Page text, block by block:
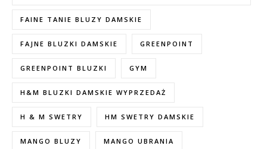
FAINE TANIE BLUZY DAMSKIE
FAJNE BLUZKI DAMSKIE GREENPOINT
GREENPOINT BLUZKI GYM
H&M BLUZKI DAMSKIE WYPRZEDAŻ
H & M SWETRY HM SWETRY DAMSKIE
MANGO BLUZY MANGO UBRANIA